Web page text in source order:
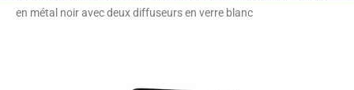
en métal noir avec deux diffuseurs en verre blanc